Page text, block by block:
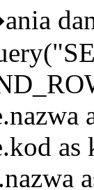
as